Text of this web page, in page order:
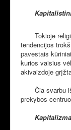
Tokioje
tendencijos
pavestais
kurios vaisius
akivaizdoje
Čia svarbu
prekybos